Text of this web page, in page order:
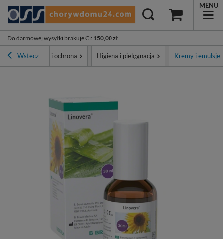
Do darmowej wysyłki brakuje Ci: 150,00 zł
MENU
WsteczHigiena i ochrona Higiena i pielęgnacja Kremy i emulsje